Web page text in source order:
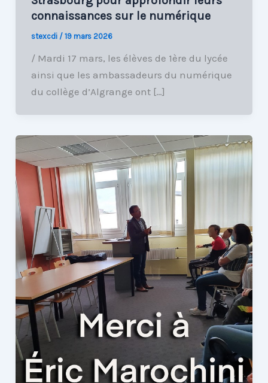
connaissances sur le numérique
stexcdi / 19 mars 2026
/ Mardi 17 mars, les élèves de 1ère du lycée
ainsi que les ambassadeurs du numérique
du collège d’Algrange ont […]